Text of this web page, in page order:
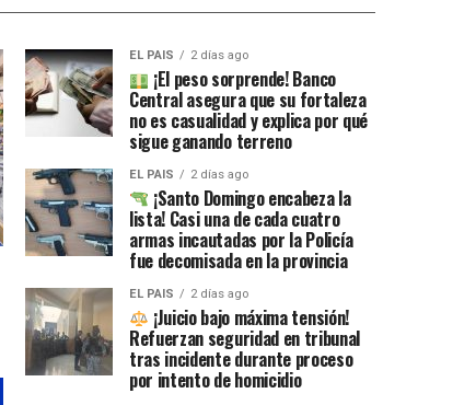
EL PAIS 2 días ago
¡El peso sorprende! Banco
Central asegura que su fortaleza
no es casualidad y explica por qué
sigue ganando terreno
EL PAIS 2 días ago
¡Santo Domingo encabeza la
lista! Casi una de cada cuatro
armas incautadas por la Policía
fue decomisada en la provincia
EL PAIS 2 días ago
¡Juicio bajo máxima tensión!
Refuerzan seguridad en tribunal
tras incidente durante proceso
por intento de homicidio